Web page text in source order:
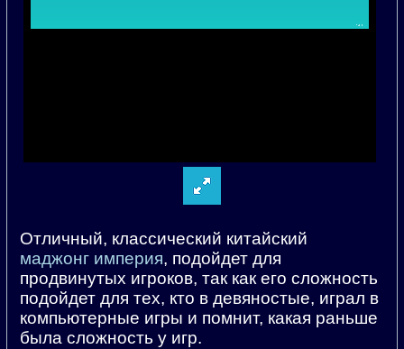
Отличный, классический китайский
маджонг империя, подойдет для
продвинутых игроков, так как его сложность
подойдет для тех, кто в девяностые, играл в
компьютерные игры и помнит, какая раньше
была сложность у игр.